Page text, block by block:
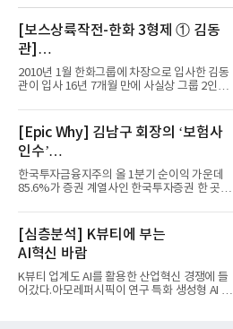
[보스상륙작전-한화 3형제 ① 김동
관]
입사 16년 만에 수석부회장 … 경영승
계 ‘초읽기’
2010년 1월 한화그룹에 차장으로 입사한 김동
관이 입사 16년 7개월 만에 사실상 그룹 2인자
[Epic Why] 김남구 회장의 ‘보험사
인수’
발걸음이 신중해진 배경은?
한국투자금융지주의 올 1분기 순이익 가운데
85.6%가 증권 계열사인 한국투자증권 한 곳에
[심층분석] K뷰티에 부는
AI혁신 바람
K뷰티 업계도 AI를 활용한 산업혁신 경쟁에 들
어갔다.아모레퍼시픽이 연구 특화 생성형 AI 플